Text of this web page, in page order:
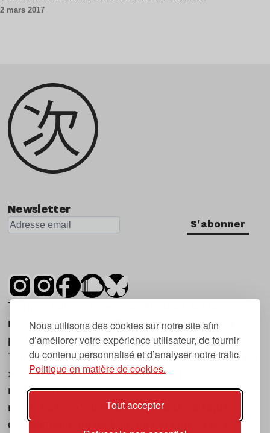
Nous utilisons des cookies sur notre site afin
d’améliorer votre expérience utilisateur, de fournir
du contenu personnalisé et d’analyser notre trafic.
Politique en matière de cookies.
Tout accepter
2 mars 2017
Newsletter
S'abonner
Tsugi est un mensuel indépendant sur la
musique et les nouvelles tendances, dont la
première parution date de 2007.
Tsugi en japonais signifie « prochain », « suivant
», ce qui correspond à la thématique du
magazine, à l’affût des nouvelles tendances
musicales, qu’elles viennent de la musique
électronique, du rock ou du hip hop, et des